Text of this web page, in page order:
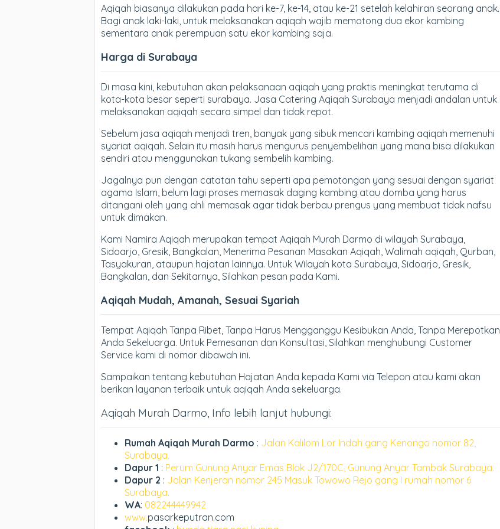
Aqiqah biasanya dilakukan pada hari ke-7, ke-14, atau ke-21 setelah kelahiran seorang anak.
Bagi anak laki-laki, untuk melaksanakan aqiqah wajib memotong dua ekor kambing
sementara anak perempuan satu ekor kambing saja.
Harga di Surabaya
Di masa kini, kebutuhan akan pelaksanaan aqiqah yang praktis meningkat terutama di
kota-kota besar seperti surabaya. Jasa Catering Aqiqah Surabaya menjadi andalan untuk
melaksanakan aqiqah secara simpel dan tidak repot.
Sebelum jasa aqiqah menjadi tren, banyak yang sibuk mencari kambing aqiqah memenuhi
syariat aqiqah. Selain itu masih harus mengurus penyembelihan yang mana bisa dilakukan
sendiri atau menggunakan tukang sembelih kambing.
Jagalnya pun dengan catatan tahu seperti apa pemotongan yang sesuai dengan syariat
agama Islam, belum lagi proses memasak daging kambing atau domba yang harus
ditangani oleh yang ahli memasak agar tidak berbau prengus yang membuat tidak nafsu
untuk dimakan.
Kami Namira Aqiqah merupakan tempat Aqiqah Murah Darmo di wilayah Surabaya,
Sidoarjo, Gresik, Bangkalan, Menerima Pesanan Masakan Aqiqah, Walimah aqiqah, Qurban,
Tasyakuran, ataupun hajatan lainnya. Untuk Wilayah kota Surabaya, Sidoarjo, Gresik,
Bangkalan, dan Sekitarnya, Silahkan pesan pada Kami.
Aqiqah Mudah, Amanah, Sesuai Syariah
Tempat Aqiqah Tanpa Ribet, Tanpa Harus Mengganggu Kesibukan Anda, Tanpa Merepotkan
Anda Sekeluarga. Untuk Pemesanan dan Konsultasi, Silahkan menghubungi Customer
Service kami di nomor dibawah ini.
Sampaikan tentang kebutuhan Hajatan Anda kepada Kami via Telepon atau kami akan
berikan layanan terbaik untuk aqiqah Anda sekeluarga.
Aqiqah Murah Darmo, Info lebih lanjut hubungi:
Rumah Aqiqah Murah Darmo : Jalan Kalilom Lor Indah gang Kenongo nomor 82,
Surabaya.
Dapur 1 : Perum Gunung Anyar Emas Blok J2/170C, Gunung Anyar Tambak Surabaya.
Dapur 2 : Jalan Kenjeran nomor 245 Masuk Towowo Rejo gang I rumah nomor 6
Surabaya.
WA: 082244449942
www.pasarkeputran.com